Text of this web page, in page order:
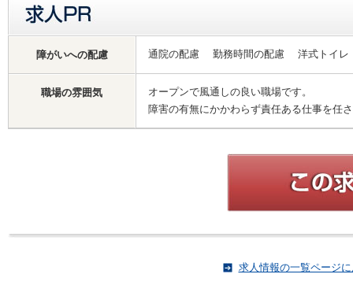
障がいへの配慮 通院の配慮 勤務時間の配慮 洋式トイ
職場の雰囲気
オープンで風通しの良い職場です。
障害の有無にかかわらず責任ある仕事を任
求人情報の一覧ページ